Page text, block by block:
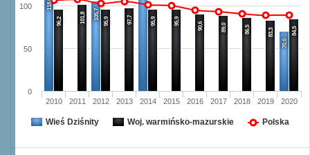
118,0
105,7
70,0
96,2 101,8 95,9 97,7 95,9 95,9 90,6 89,0 86,5 83,3 84,5
2010 2011 2012 2013 2014 2015 2016 2017 2018 2019 2020
0
50
100
Wieś Dziśnity Woj. warmińsko-mazurskie Polska